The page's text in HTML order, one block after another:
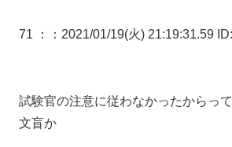
71 ： ：2021/01/19(火) 21:19:31.59
試験官の注意に従わなかったからっ
文盲か